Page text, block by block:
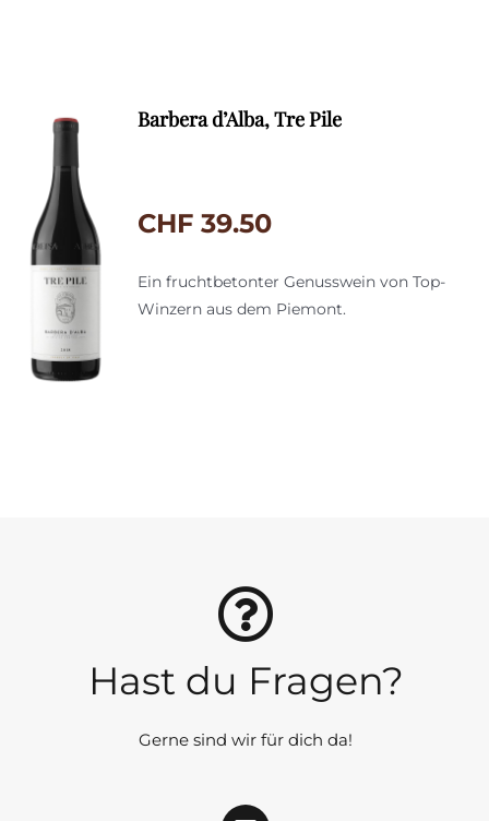
Barbera d’Alba, Tre Pile
CHF 39.50
Ein fruchtbetonter Genusswein von Top-
Winzern aus dem Piemont.
Hast du Fragen?
Gerne sind wir für dich da!